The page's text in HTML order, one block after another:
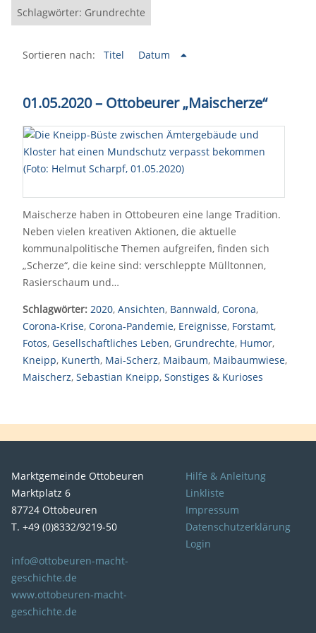
Schlagwörter: Grundrechte
Sortieren nach: Titel Datum
01.05.2020 – Ottobeurer „Maischerze“
Maischerze haben in Ottobeuren eine lange Tradition.
Neben vielen kreativen Aktionen, die aktuelle
kommunalpolitische Themen aufgreifen, finden sich
„Scherze“, die keine sind: verschleppte Mülltonnen,
Rasierschaum und…
Schlagwörter: 2020, Ansichten, Bannwald, Corona,
Corona-Krise, Corona-Pandemie, Ereignisse, Forstamt,
Fotos, Gesellschaftliches Leben, Grundrechte, Humor,
Kneipp, Kunerth, Mai-Scherz, Maibaum, Maibaumwiese,
Maischerz, Sebastian Kneipp, Sonstiges & Kurioses
Marktgemeinde Ottobeuren
Marktplatz 6
87724 Ottobeuren
T. +49 (0)8332/9219-50
info@ottobeuren-macht-
geschichte.de
www.ottobeuren-macht-
geschichte.de
Hilfe & Anleitung
Linkliste
Impressum
Datenschutzerklärung
Login